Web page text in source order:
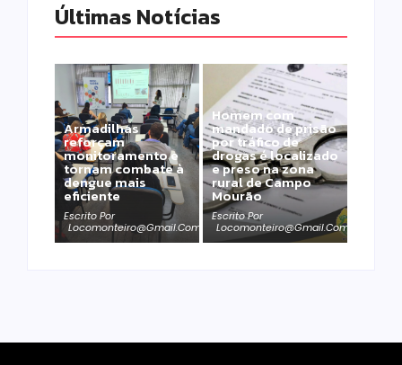
Últimas Notícias
Armadilhas
reforçam
monitoramento e
tornam combate à
dengue mais
eficiente
Escrito Por
Locomonteiro@gmail.com
Homem com
mandado de prisão
por tráfico de
drogas é localizado
e preso na zona
rural de Campo
Mourão
Escrito Por
Locomonteiro@gmail.com